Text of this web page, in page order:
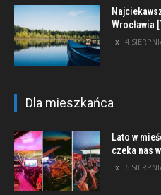
Wrocławia
4
Dla mieszkańca
Lato w
czeka nas
6